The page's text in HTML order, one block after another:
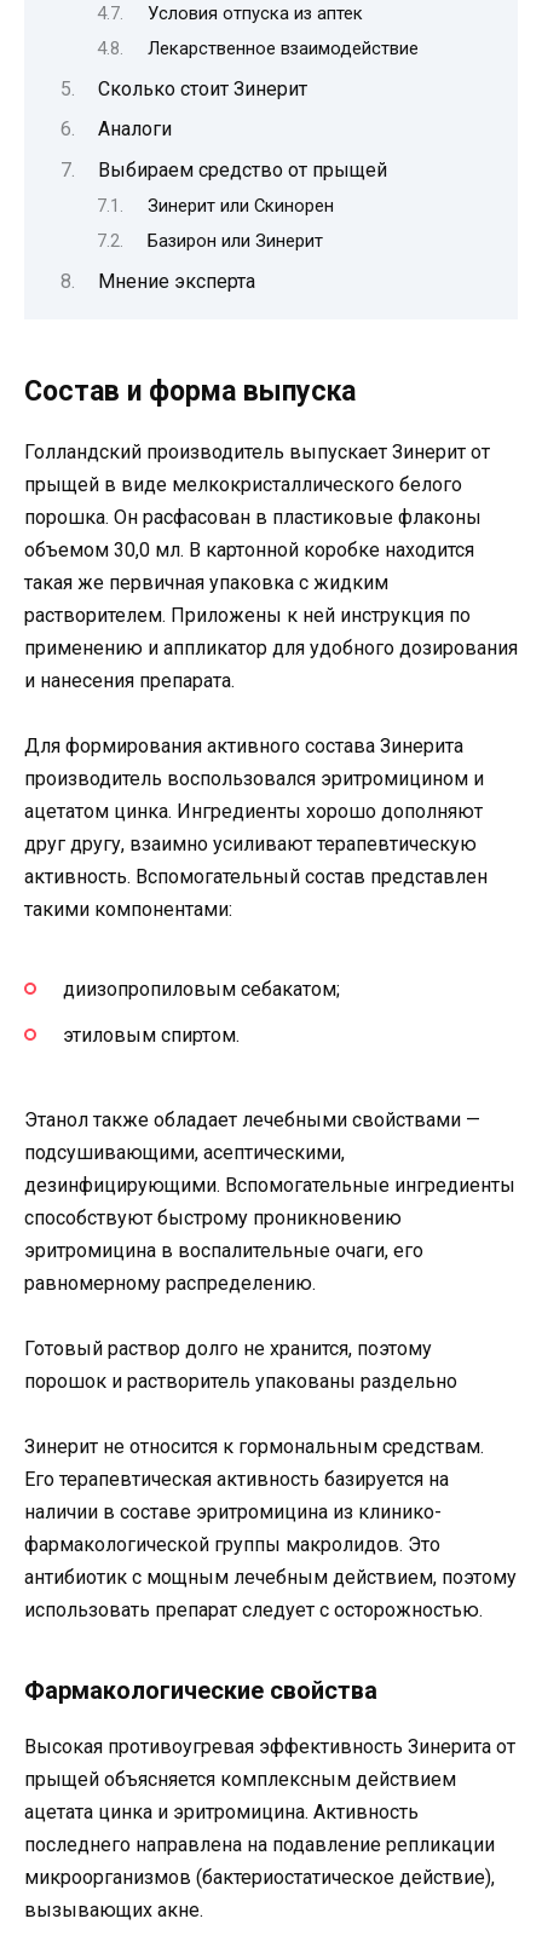
Условия отпуска из аптек
Лекарственное взаимодействие
Сколько стоит Зинерит
Аналоги
Выбираем средство от прыщей
Зинерит или Скинорен
Базирон или Зинерит
Мнение эксперта
Состав и форма выпуска
Голландский производитель выпускает Зинерит от
прыщей в виде мелкокристаллического белого
порошка. Он расфасован в пластиковые флаконы
объемом 30,0 мл. В картонной коробке находится
такая же первичная упаковка с жидким
растворителем. Приложены к ней инструкция по
применению и аппликатор для удобного дозирования
и нанесения препарата.
Для формирования активного состава Зинерита
производитель воспользовался эритромицином и
ацетатом цинка. Ингредиенты хорошо дополняют
друг другу, взаимно усиливают терапевтическую
активность. Вспомогательный состав представлен
такими компонентами:
диизопропиловым себакатом;
этиловым спиртом.
Этанол также обладает лечебными свойствами —
подсушивающими, асептическими,
дезинфицирующими. Вспомогательные ингредиенты
способствуют быстрому проникновению
эритромицина в воспалительные очаги, его
равномерному распределению.
Готовый раствор долго не хранится, поэтому
порошок и растворитель упакованы раздельно
Зинерит не относится к гормональным средствам.
Его терапевтическая активность базируется на
наличии в составе эритромицина из клинико-
фармакологической группы макролидов. Это
антибиотик с мощным лечебным действием, поэтому
использовать препарат следует с осторожностью.
Фармакологические свойства
Высокая противоугревая эффективность Зинерита от
прыщей объясняется комплексным действием
ацетата цинка и эритромицина. Активность
последнего направлена на подавление репликации
микроорганизмов (бактериостатическое действие),
вызывающих акне.